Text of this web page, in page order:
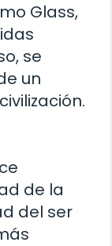
Glass,
se
un
de la
del ser